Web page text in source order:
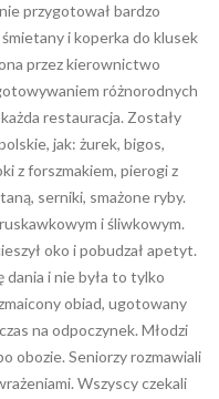
przygotował bardzo
i koperka do klusek
przez kierownictwo
różnorodnych
restauracja. Zostały
jak: żurek, bigos,
z forszmakiem, pierogi z
serniki, smażone ryby.
i śliwkowym.
oko i pobudzał apetyt.
i nie była to tylko
obiad, ugotowany
na odpoczynek. Młodzi
obozie. Seniorzy rozmawiali
Wszyscy czekali